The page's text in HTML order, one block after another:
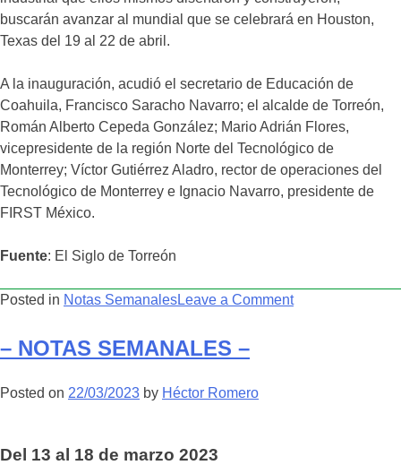
buscarán avanzar al mundial que se celebrará en Houston,
Texas del 19 al 22 de abril.
A la inauguración, acudió el secretario de Educación de
Coahuila, Francisco Saracho Navarro; el alcalde de Torreón,
Román Alberto Cepeda González; Mario Adrián Flores,
vicepresidente de la región Norte del Tecnológico de
Monterrey; Víctor Gutiérrez Aladro, rector de operaciones del
Tecnológico de Monterrey e Ignacio Navarro, presidente de
FIRST México.
Fuente: El Siglo de Torreón
Posted in Notas SemanalesLeave a Commenton
– NOTAS SEMANALES –
Posted on 22/03/2023 by Héctor Romero
Del 13 al 18 de marzo 2023